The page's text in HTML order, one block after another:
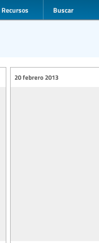
Recursos Buscar
20 febrero 2013